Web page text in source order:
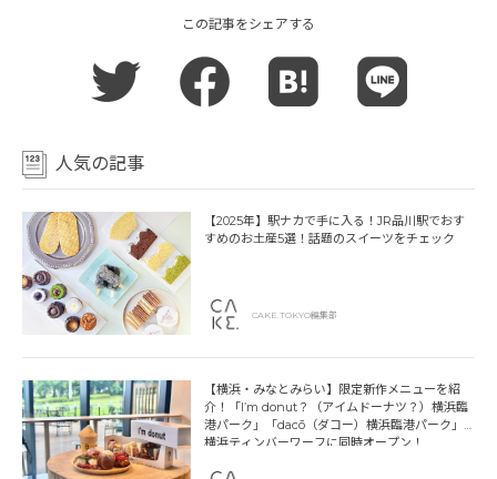
この記事をシェアする
人気の記事
【2025年】駅ナカで手に入る！JR品川駅でおす
すめのお土産5選！話題のスイーツをチェック
CAKE.TOKYO編集部
【横浜・みなとみらい】限定新作メニューを紹
介！「I’m donut？（アイムドーナツ？）横浜臨
港パーク」「dacō（ダコー）横浜臨港パーク」
横浜ティンバーワーフに同時オープン！